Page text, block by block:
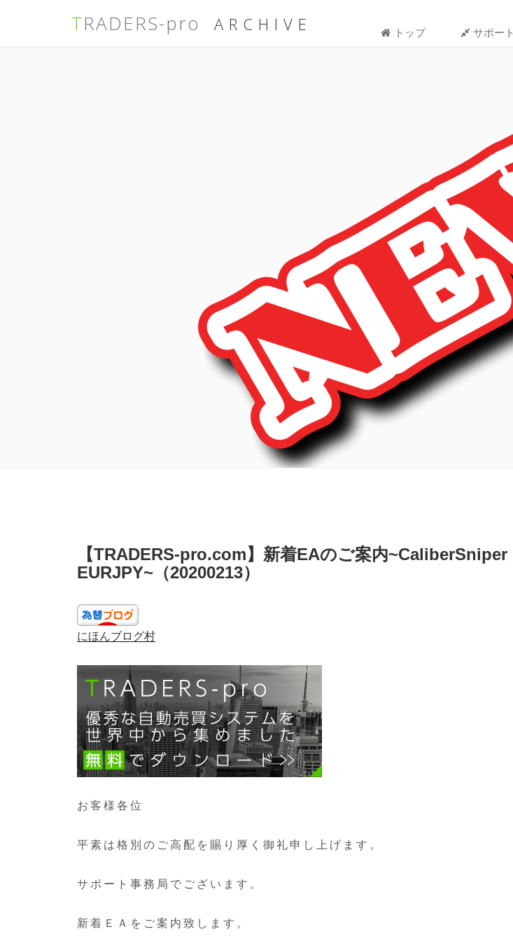
TRADERS-pro ARCHIVE トップ サポート
日:
【TRADERS-pro.com】新着EAのご案内~CaliberSniper
EURJPY~（20200213）
にほんブログ村
お客様各位
平素は格別のご高配を賜り厚く御礼申し上げます。
サポート事務局でございます。
新着ＥＡをご案内致します。